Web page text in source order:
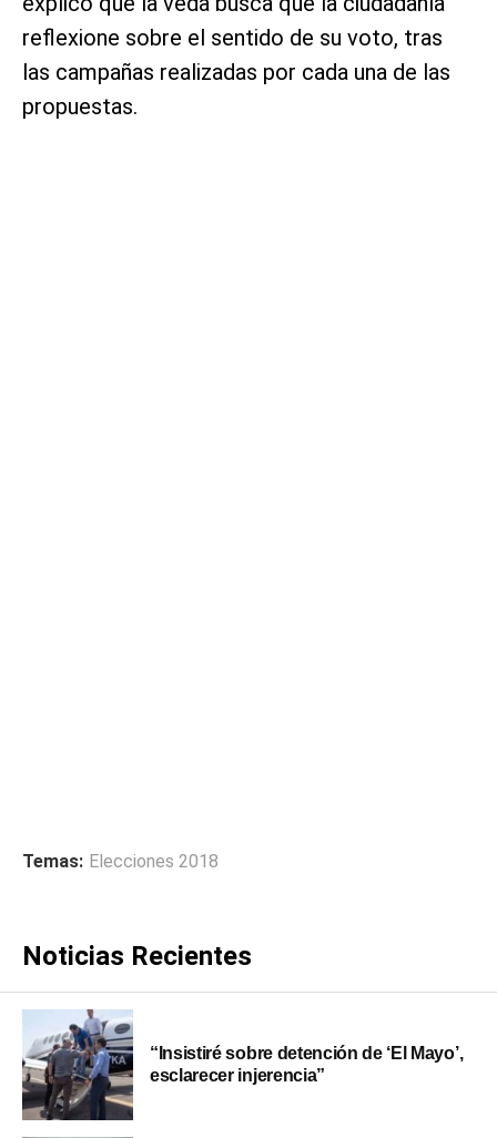
reflexione sobre el sentido de su voto, tras
las campañas realizadas por cada una de las
propuestas.
Temas: Elecciones 2018
Noticias Recientes
“Insistiré sobre detención de ‘El Mayo’,
esclarecer injerencia”